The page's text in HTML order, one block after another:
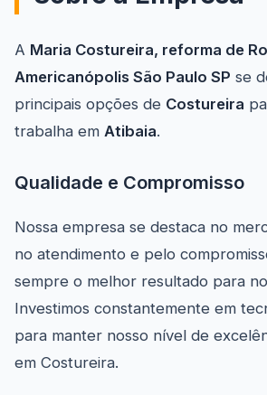
A Maria Costureira, reforma de
Americanópolis São Paulo SP se
principais opções de Costureira
trabalha em Atibaia.
Qualidade e Compromisso
Nossa empresa se destaca no
no atendimento e pelo
sempre o melhor resultado para
Investimos constantemente em
para manter nosso nível de
em Costureira.